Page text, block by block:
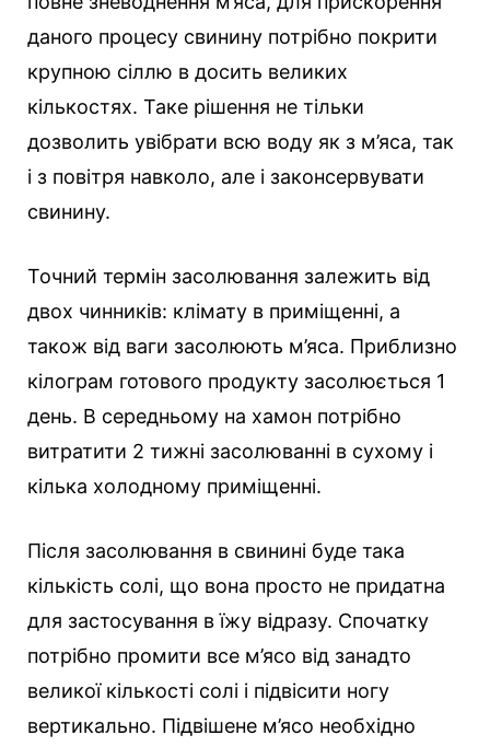
даного процесу свинину потрібно покрити
крупною сіллю в досить великих
кількостях. Таке рішення не тільки
дозволить увібрати всю воду як з м’яса, так
і з повітря навколо, але і законсервувати
свинину.
Точний термін засолювання залежить від
двох чинників: клімату в приміщенні, а
також від ваги засолюють м’яса. Приблизно
кілограм готового продукту засолюється 1
день. В середньому на хамон потрібно
витратити 2 тижні засолюванні в сухому і
кілька холодному приміщенні.
Після засолювання в свинині буде така
кількість солі, що вона просто не придатна
для застосування в їжу відразу. Спочатку
потрібно промити все м’ясо від занадто
великої кількості солі і підвісити ногу
вертикально. Підвішене м’ясо необхідно